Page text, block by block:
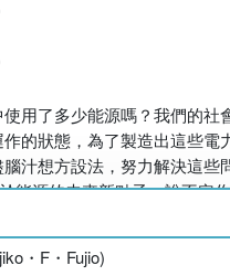
用了多少能源嗎？我們的社
的狀態，為了製造出這些電
汁想方設法，努力解決這些
能源的未來新點子，說不定
能源專家。
・F・Fujio)